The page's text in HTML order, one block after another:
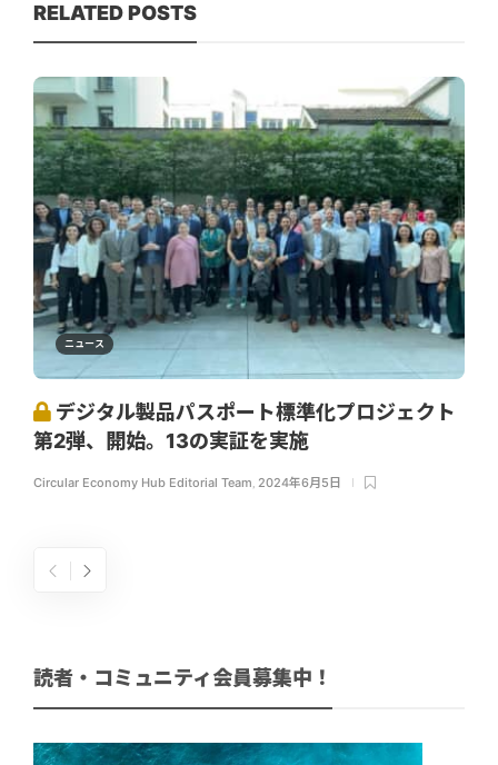
RELATED POSTS
ニュース
デジタル製品パスポート標準化プロジェクト
第2弾、開始。13の実証を実施
Circular Economy Hub Editorial Team 2024年6月5日
読者・コミュニティ会員募集中！